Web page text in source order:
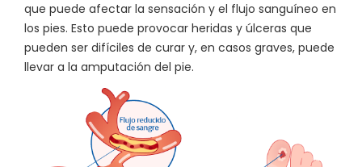
que puede afectar la sensación y el flujo sanguíneo en
los pies. Esto puede provocar heridas y úlceras que
pueden ser difíciles de curar y, en casos graves, puede
llevar a la amputación del pie.